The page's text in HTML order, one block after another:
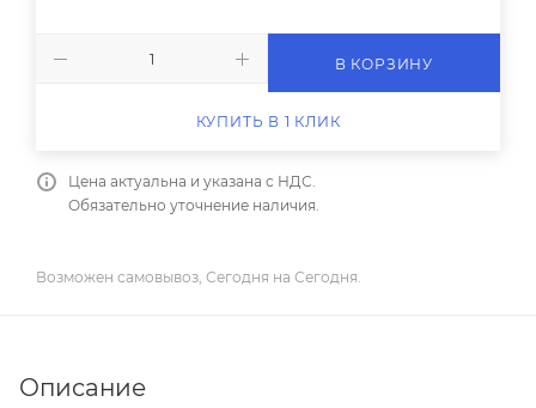
В КОРЗИНУ
КУПИТЬ В 1 КЛИК
Цена актуальна и указана с НДС.
Обязательно уточнение наличия.
Возможен самовывоз, Сегодня на Сегодня.
Описание